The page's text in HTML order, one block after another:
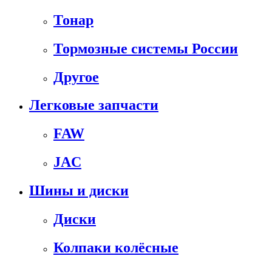
Тонар
Тормозные системы России
Другое
Легковые запчасти
FAW
JAC
Шины и диски
Диски
Колпаки колёсные